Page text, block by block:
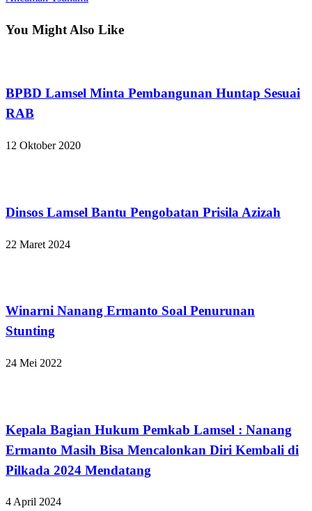
You Might Also Like
BPBD Lamsel Minta Pembangunan Huntap Sesuai
RAB
12 Oktober 2020
Dinsos Lamsel Bantu Pengobatan Prisila Azizah
22 Maret 2024
Winarni Nanang Ermanto Soal Penurunan
Stunting
24 Mei 2022
Kepala Bagian Hukum Pemkab Lamsel : Nanang
Ermanto Masih Bisa Mencalonkan Diri Kembali di
Pilkada 2024 Mendatang
4 April 2024